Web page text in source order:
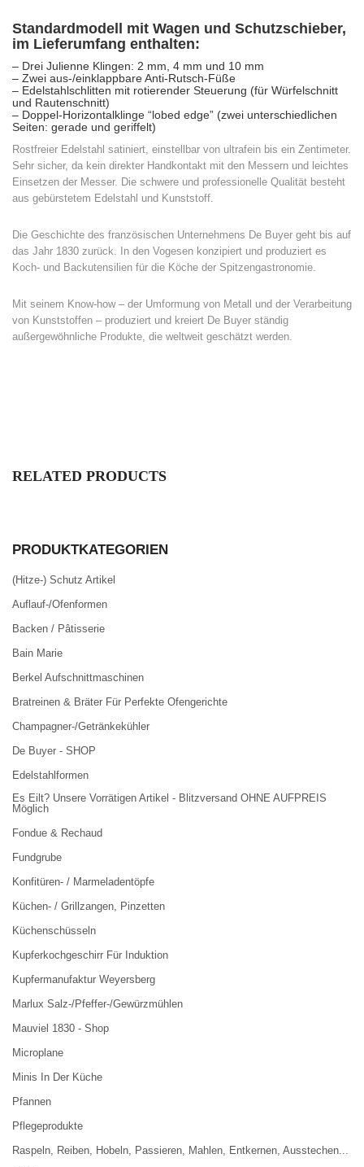
Standardmodell mit Wagen und Schutzschieber,
im Lieferumfang enthalten:
– Drei Julienne Klingen: 2 mm, 4 mm und 10 mm
– Zwei aus-/einklappbare Anti-Rutsch-Füße
– Edelstahlschlitten mit rotierender Steuerung (für Würfelschnitt
und Rautenschnitt)
– Doppel-Horizontalklinge “lobed edge” (zwei unterschiedlichen
Seiten: gerade und geriffelt)
Rostfreier Edelstahl satiniert, einstellbar von ultrafein bis ein Zentimeter.
Sehr sicher, da kein direkter Handkontakt mit den Messern und leichtes
Einsetzen der Messer. Die schwere und professionelle Qualität besteht
aus gebürstetem Edelstahl und Kunststoff.
Die Geschichte des französischen Unternehmens De Buyer geht bis auf
das Jahr 1830 zurück. In den Vogesen konzipiert und produziert es
Koch- und Backutensilien für die Köche der Spitzengastronomie.
Mit seinem Know-how – der Umformung von Metall und der Verarbeitung
von Kunststoffen – produziert und kreiert De Buyer ständig
außergewöhnliche Produkte, die weltweit geschätzt werden.
RELATED PRODUCTS
PRODUKTKATEGORIEN
(Hitze-) Schutz Artikel
Auflauf-/Ofenformen
Backen / Pâtisserie
Bain Marie
Berkel Aufschnittmaschinen
Bratreinen & Bräter Für Perfekte Ofengerichte
Champagner-/Getränkekühler
De Buyer - SHOP
Edelstahlformen
Es Eilt? Unsere Vorrätigen Artikel - Blitzversand OHNE AUFPREIS
Möglich
Fondue & Rechaud
Fundgrube
Konfitüren- / Marmeladentöpfe
Küchen- / Grillzangen, Pinzetten
Küchenschüsseln
Kupferkochgeschirr Für Induktion
Kupfermanufaktur Weyersberg
Marlux Salz-/Pfeffer-/Gewürzmühlen
Mauviel 1830 - Shop
Microplane
Minis In Der Küche
Pfannen
Pflegeprodukte
Raspeln, Reiben, Hobeln, Passieren, Mahlen, Entkernen, Ausstechen...